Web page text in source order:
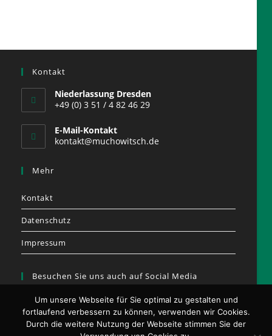
Kontakt
Niederlassung Dresden
+49 (0) 3 51 / 4 82 46 29
E-Mail-Kontakt
kontakt@muchowitsch.de
Mehr
Kontakt
Datenschutz
Impressum
Besuchen Sie uns auch auf Social Media
Um unsere Webseite für Sie optimal zu gestalten und
fortlaufend verbessern zu können, verwenden wir Cookies.
Durch die weitere Nutzung der Webseite stimmen Sie der